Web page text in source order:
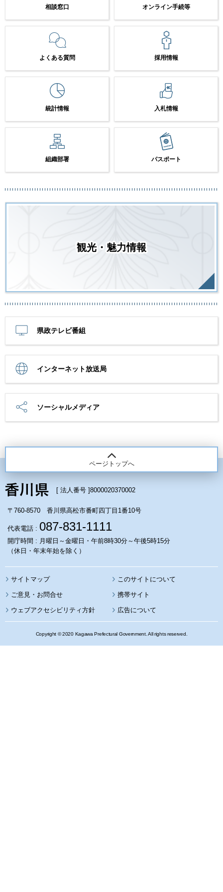
相談窓口 オンライン手続等
よくある質問 採用情報
統計情報 入札情報
組織部署 パスポート
観光・魅力情報
県政テレビ番組
インターネット放送局
ソーシャルメディア
ページトップへ
[ 法人番号 ]8000020370002
〒760-8570 香川県高松市番町四丁目1番10号
代表電話 : 087-831-1111
開庁時間 : 月曜日～金曜日・午前8時30分～午後5時15分
（休日・年末年始を除く）
サイトマップ このサイトについて
携帯サイト
ウェブアクセシビリティ方針 広告について
Copyright © 2020 Kagawa Prefectural Government. All rights reserved.